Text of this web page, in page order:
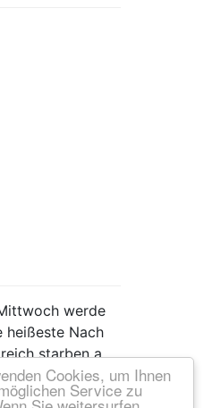
Cookies, um Ihnen
Service zu
werde
heißeste Nach
starben a